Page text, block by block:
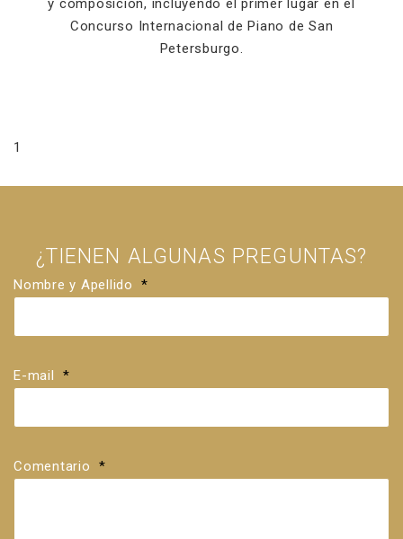
y composición, incluyendo el primer lugar en el
Concurso Internacional de Piano de San
Petersburgo.
1
¿TIENEN ALGUNAS PREGUNTAS?
Nombre y Apellido *
E-mail *
Comentario *